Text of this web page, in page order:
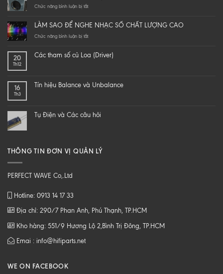
Chức năng bình luận bị tắtở
yourself
a
speaker
loa
Z
LÀM SAO ĐỂ NGHE NHẠC SỐ CHẤT LƯỢNG CAO
Chức năng bình luận bị tắtở
ĐỂ
CHẤT
20
Th12
Các tham số củ Loa (Driver)
16
Th3
Tín hiệu Balance và Unbalance
Tụ Điện và Các câu hỏi
THÔNG TIN ĐƠN VỊ QUẢN LÝ
PERFECT WAVE Co,.Ltd
Hotline: 0913 14 17 33
Địa chỉ: 290/7 Phan Anh, Phú Thạnh, TP.HCM
Kho hàng: 551/9 Hương Lộ 2,Bình Trị Đông, TP.HCM
Emai : info@hifiparts.net
WE ON FACEBOOK